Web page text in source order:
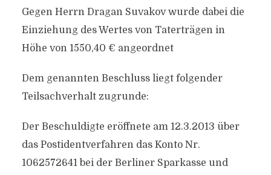
Gegen Herrn Dragan Suvakov wurde dabei die
Einziehung des Wertes von Taterträgen in
Höhe von 1550,40 € angeordnet
Dem genannten Beschluss liegt folgender
Teilsachverhalt zugrunde:
Der Beschuldigte eröffnete am 12.3.2013 über
das Postidentverfahren das Konto Nr.
1062572641 bei der Berliner Sparkasse und